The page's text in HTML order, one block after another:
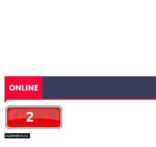
ONLINE